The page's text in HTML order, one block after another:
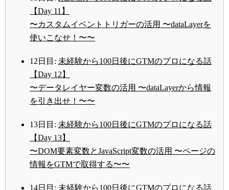
【Day 11】
〜カスタムイベントトリガーの活用 〜dataLayerを
使いこなせ！〜〜
12日目: 未経験から100日後にGTMのプロになる話
【Day 12】
〜データレイヤー変数の活用 〜dataLayerから情報
を引き出せ！〜〜
13日目: 未経験から100日後にGTMのプロになる話
【Day 13】
〜DOM要素変数とJavaScript変数の活用 〜ページの
情報をGTMで取得する〜〜
14日目: 未経験から100日後にGTMのプロになる話